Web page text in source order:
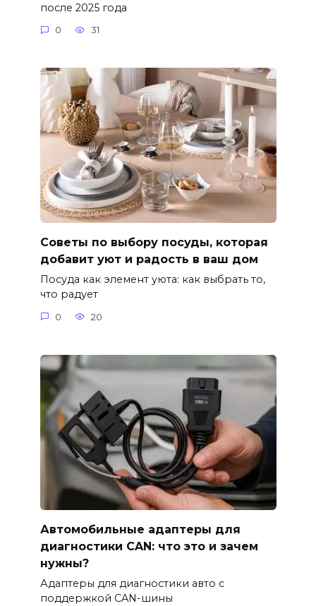
после 2025 года
0 31
Советы по выбору посуды, которая
добавит уют и радость в ваш дом
Посуда как элемент уюта: как выбрать то,
что радует
0 20
Автомобильные адаптеры для
диагностики CAN: что это и зачем
нужны?
Адаптеры для диагностики авто с
поддержкой CAN-шины